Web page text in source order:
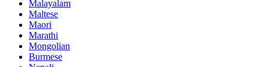
Malayalam
Maltese
Maori
Marathi
Mongolian
Burmese